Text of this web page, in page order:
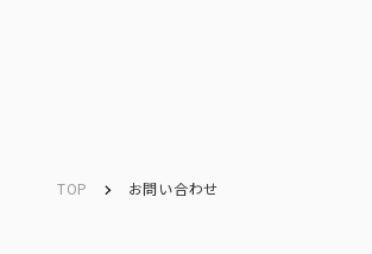
TOP お問い合わせ